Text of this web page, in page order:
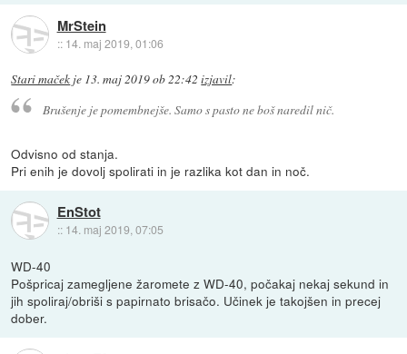
MrStein
:: 14. maj 2019, 01:06
Stari maček je 13. maj 2019 ob 22:42 izjavil:
Brušenje je pomembnejše. Samo s pasto ne boš naredil nič.
Odvisno od stanja.
Pri enih je dovolj spolirati in je razlika kot dan in noč.
EnStot
:: 14. maj 2019, 07:05
WD-40
Pošpricaj zamegljene žaromete z WD-40, počakaj nekaj sekund in
jih spoliraj/obriši s papirnato brisačo. Učinek je takojšen in precej
dober.